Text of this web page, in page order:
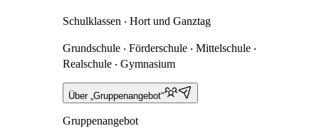
Schulklassen ‧ Hort und Ganztag
Grundschule ‧ Förderschule ‧ Mittelschule ‧
Realschule ‧ Gymnasium
Über „Gruppenangebot“
Gruppenangebot